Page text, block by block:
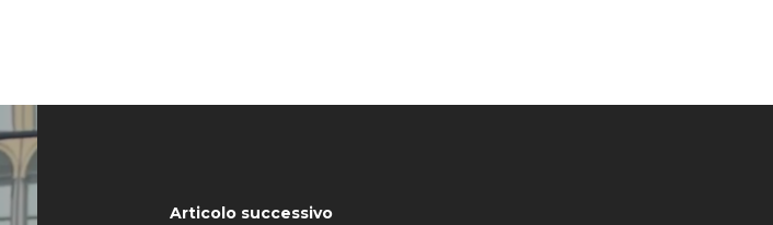
Articolo successivo